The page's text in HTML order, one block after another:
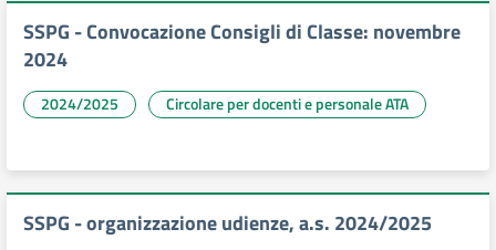
SSPG - Convocazione Consigli di Classe: novembre
2024
2024/2025 Circolare per docenti e personale ATA
SSPG - organizzazione udienze, a.s. 2024/2025